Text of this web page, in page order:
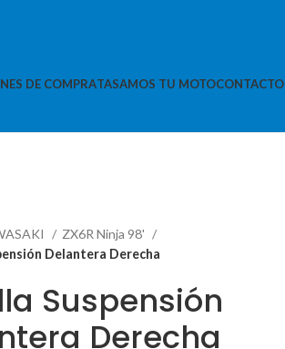
DE COMPRATASAMOS TU MOTOCONTACTO
ZX6R Ninja 98'
Delantera Derecha
Suspensión
Derecha